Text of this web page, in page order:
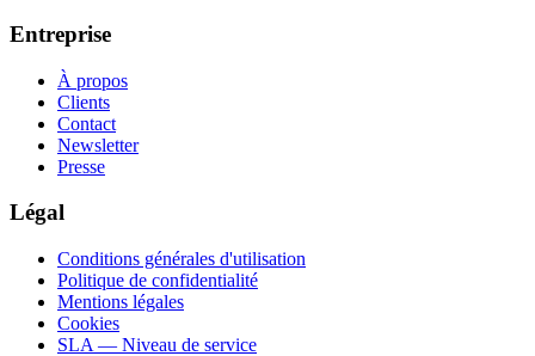
Entreprise
À propos
Clients
Contact
Newsletter
Presse
Légal
Conditions générales d'utilisation
Politique de confidentialité
Mentions légales
Cookies
SLA — Niveau de service